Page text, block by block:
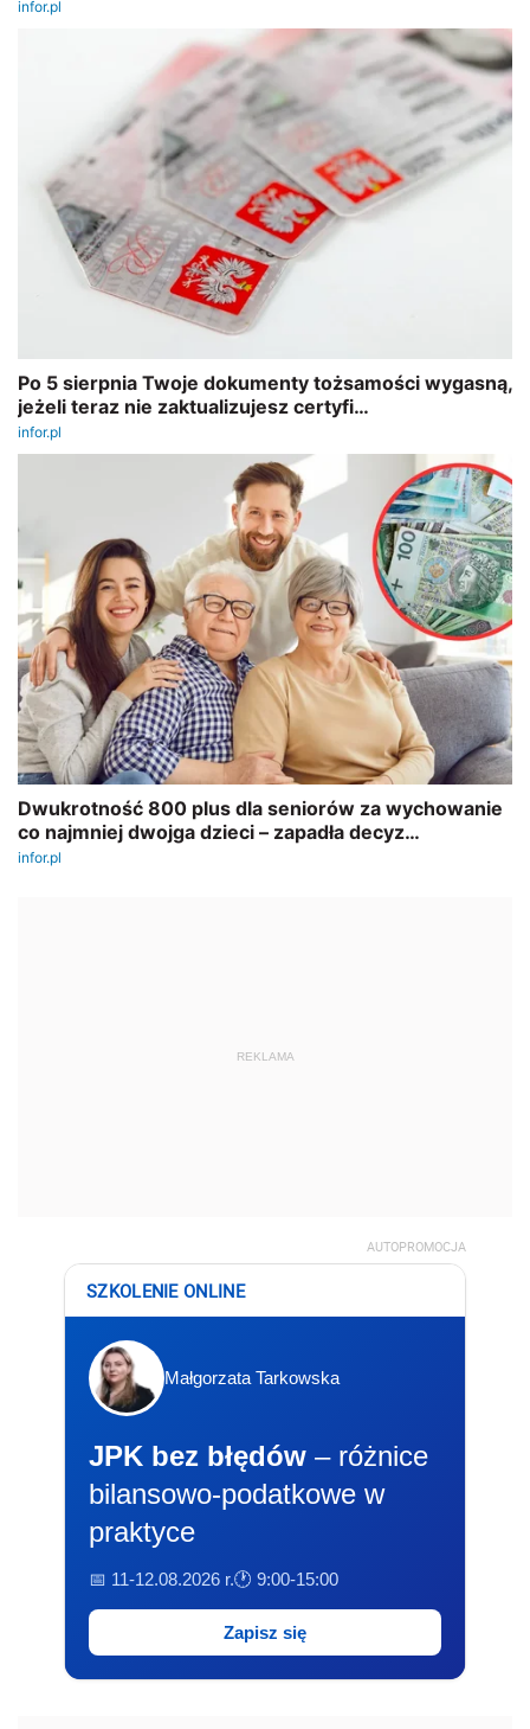
REKLAMA
AUTOPROMOCJA
SZKOLENIE ONLINE
Małgorzata Tarkowska
JPK bez błędów – różnice
bilansowo-podatkowe w
praktyce
📅 11-12.08.2026 r.🕐 9:00-15:00
Zapisz się